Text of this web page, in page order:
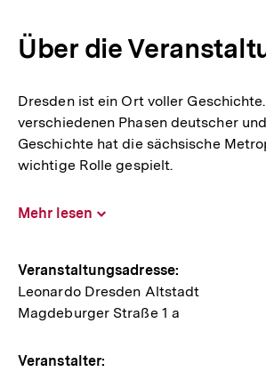
Über die
Dresden ist ein Ort voller
verschiedenen Phasen deutscher
Geschichte hat die sächsische
wichtige Rolle gespielt.
Mehr lesen
Hinweise
zur
Veranstaltung
Veranstaltungsadresse:
Leonardo Dresden Altstadt
Magdeburger Straße 1 a
Veranstalter: